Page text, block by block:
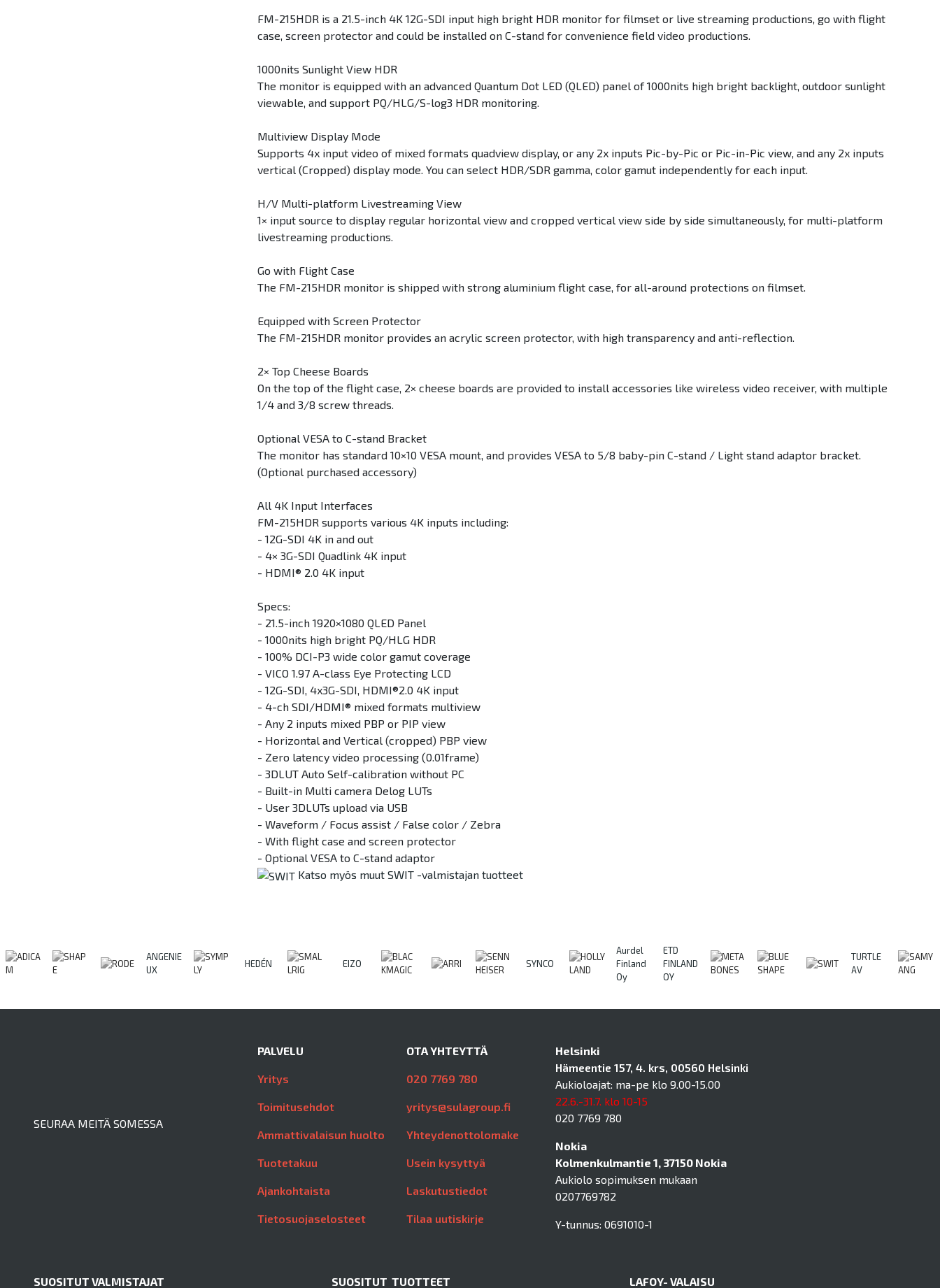
FM-215HDR is a 21.5-inch 4K 12G-SDI input high bright HDR monitor for filmset or live streaming productions, go with flight
case, screen protector and could be installed on C-stand for convenience field video productions.
1000nits Sunlight View HDR
The monitor is equipped with an advanced Quantum Dot LED (QLED) panel of 1000nits high bright backlight, outdoor sunlight
viewable, and support PQ/HLG/S-log3 HDR monitoring.
Multiview Display Mode
Supports 4x input video of mixed formats quadview display, or any 2x inputs Pic-by-Pic or Pic-in-Pic view, and any 2x inputs
vertical (Cropped) display mode. You can select HDR/SDR gamma, color gamut independently for each input.
H/V Multi-platform Livestreaming View
1× input source to display regular horizontal view and cropped vertical view side by side simultaneously, for multi-platform
livestreaming productions.
Go with Flight Case
The FM-215HDR monitor is shipped with strong aluminium flight case, for all-around protections on filmset.
Equipped with Screen Protector
The FM-215HDR monitor provides an acrylic screen protector, with high transparency and anti-reflection.
2× Top Cheese Boards
On the top of the flight case, 2× cheese boards are provided to install accessories like wireless video receiver, with multiple
1/4 and 3/8 screw threads.
Optional VESA to C-stand Bracket
The monitor has standard 10×10 VESA mount, and provides VESA to 5/8 baby-pin C-stand / Light stand adaptor bracket.
(Optional purchased accessory)
All 4K Input Interfaces
FM-215HDR supports various 4K inputs including:
- 12G-SDI 4K in and out
- 4× 3G-SDI Quadlink 4K input
- HDMI® 2.0 4K input
Specs:
- 21.5-inch 1920×1080 QLED Panel
- 1000nits high bright PQ/HLG HDR
- 100% DCI-P3 wide color gamut coverage
- VICO 1.97 A-class Eye Protecting LCD
- 12G-SDI, 4x3G-SDI, HDMI®2.0 4K input
- 4-ch SDI/HDMI® mixed formats multiview
- Any 2 inputs mixed PBP or PIP view
- Horizontal and Vertical (cropped) PBP view
- Zero latency video processing (0.01frame)
- 3DLUT Auto Self-calibration without PC
- Built-in Multi camera Delog LUTs
- User 3DLUTs upload via USB
- Waveform / Focus assist / False color / Zebra
- With flight case and screen protector
- Optional VESA to C-stand adaptor
Katso myös muut SWIT -valmistajan tuotteet
ANGENIE
UX
HEDÉN EIZO SYNCO
Aurdel
Finland
Oy
ETD
FINLAND
OY
TURTLE
AV
SEURAA MEITÄ SOMESSA
PALVELU
Yritys
Toimitusehdot
Ammattivalaisun huolto
Tuotetakuu
Ajankohtaista
Tietosuojaselosteet
OTA YHTEYTTÄ
020 7769 780
yritys@sulagroup.fi
Yhteydenottolomake
Usein kysyttyä
Laskutustiedot
Tilaa uutiskirje
Helsinki
Hämeentie 157, 4. krs, 00560 Helsinki
Aukioloajat: ma-pe klo 9.00-15.00
22.6.-31.7. klo 10-15
020 7769 780
Nokia
Kolmenkulmantie 1, 37150 Nokia
Aukiolo sopimuksen mukaan
0207769782
Y-tunnus: 0691010-1
SUOSITUT VALMISTAJAT SUOSITUT TUOTTEET LAFOY- VALAISU